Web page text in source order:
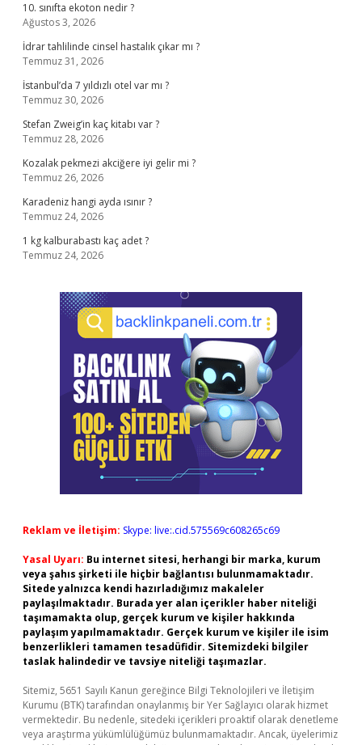
10. sınıfta ekoton nedir ?
Ağustos 3, 2026
İdrar tahlilinde cinsel hastalık çıkar mı ?
Temmuz 31, 2026
İstanbul’da 7 yıldızlı otel var mı ?
Temmuz 30, 2026
Stefan Zweig’in kaç kitabı var ?
Temmuz 28, 2026
Kozalak pekmezi akciğere iyi gelir mi ?
Temmuz 26, 2026
Karadeniz hangi ayda ısınır ?
Temmuz 24, 2026
1 kg kalburabastı kaç adet ?
Temmuz 24, 2026
Reklam ve İletişim: Skype: live:.cid.575569c608265c69
Yasal Uyarı: Bu internet sitesi, herhangi bir marka, kurum
veya şahıs şirketi ile hiçbir bağlantısı bulunmamaktadır.
Sitede yalnızca kendi hazırladığımız makaleler
paylaşılmaktadır. Burada yer alan içerikler haber niteliği
taşımamakta olup, gerçek kurum ve kişiler hakkında
paylaşım yapılmamaktadır. Gerçek kurum ve kişiler ile isim
benzerlikleri tamamen tesadüfidir. Sitemizdeki bilgiler
taslak halindedir ve tavsiye niteliği taşımazlar.
Sitemiz, 5651 Sayılı Kanun gereğince Bilgi Teknolojileri ve İletişim
Kurumu (BTK) tarafından onaylanmış bir Yer Sağlayıcı olarak hizmet
vermektedir. Bu nedenle, sitedeki içerikleri proaktif olarak denetleme
veya araştırma yükümlülüğümüz bulunmamaktadır. Ancak, üyelerimiz